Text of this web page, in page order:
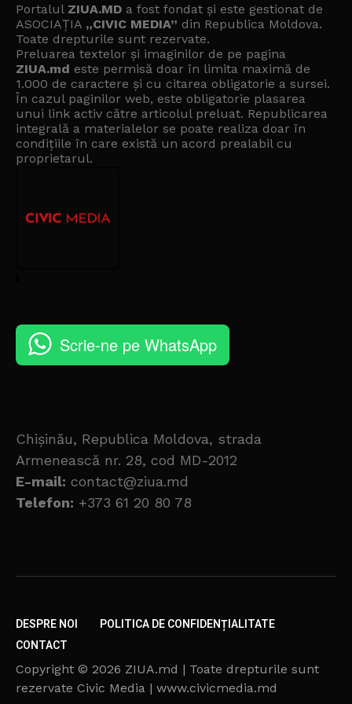
Portalul ZIUA.MD a fost fondat și este gestionat de
ASOCIAȚIA „CIVIC MEDIA” din Republica Moldova.
Toate drepturile sunt rezervate.
Preluarea textelor și imaginilor de pe pagina
ZIUA.md este permisă doar în limita maximă de
1.000 de caractere și cu citarea obligatorie a sursei.
În cazul paginilor web, este obligatorie plasarea
unui link activ către articolul preluat. Republicarea
integrală a materialelor se poate realiza doar în
condițiile în care există un acord prealabil cu
proprietarul.
Scrie-ne pe WhatsApp
Chișinău, Republica Moldova, strada
Armenească nr. 28, cod MD-2012
E-mail: contact@ziua.md
Telefon: +373 61 20 80 78
DESPRE NOI
POLITICA DE CONFIDENȚIALITATE
CONTACT
Copyright © 2026 ZIUA.md | Toate drepturile sunt
rezervate Civic Media | www.civicmedia.md